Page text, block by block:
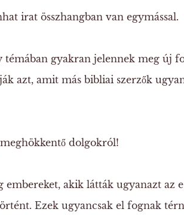
irat összhangban van egymással.
témában gyakran jelennek meg új
azt, amit más bibliai szerzők
dolgokról!
embereket, akik látták ugyanazt az
Ezek ugyancsak el fognak